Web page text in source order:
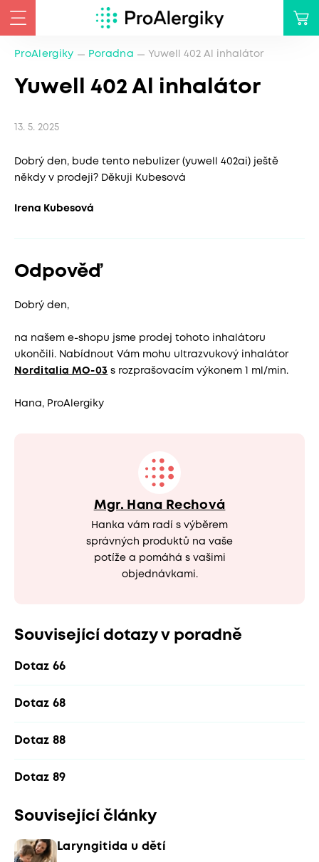
ProAlergiky Poradna Yuwell 402 Al inhalátor
Yuwell 402 Al inhalátor
13. 5. 2025
Dobrý den, bude tento nebulizer (yuwell 402ai) ještě
někdy v prodeji? Děkuji Kubesová
Irena Kubesová
Odpověď
Dobrý den,
na našem e-shopu jsme prodej tohoto inhalátoru
ukončili. Nabídnout Vám mohu ultrazvukový inhalátor
Norditalia MO-03 s rozprašovacím výkonem 1 ml/min.
Hana, ProAlergiky
Mgr. Hana Rechová
Hanka vám radí s výběrem
správných produktů na vaše
potíže a pomáhá s vašimi
objednávkami.
Související dotazy v poradně
Dotaz 66
Dotaz 68
Dotaz 88
Dotaz 89
Související články
Laryngitida u dětí